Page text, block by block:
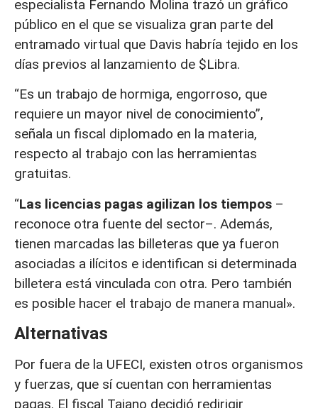
especialista Fernando Molina trazó un gráfico
público en el que se visualiza gran parte del
entramado virtual que Davis habría tejido en los
días previos al lanzamiento de $Libra.
“Es un trabajo de hormiga, engorroso, que
requiere un mayor nivel de conocimiento”,
señala un fiscal diplomado en la materia,
respecto al trabajo con las herramientas
gratuitas.
“Las licencias pagas agilizan los tiempos –
reconoce otra fuente del sector–. Además,
tienen marcadas las billeteras que ya fueron
asociadas a ilícitos e identifican si determinada
billetera está vinculada con otra. Pero también
es posible hacer el trabajo de manera manual».
Alternativas
Por fuera de la UFECI, existen otros organismos
y fuerzas, que sí cuentan con herramientas
pagas. El fiscal Taiano decidió redirigir